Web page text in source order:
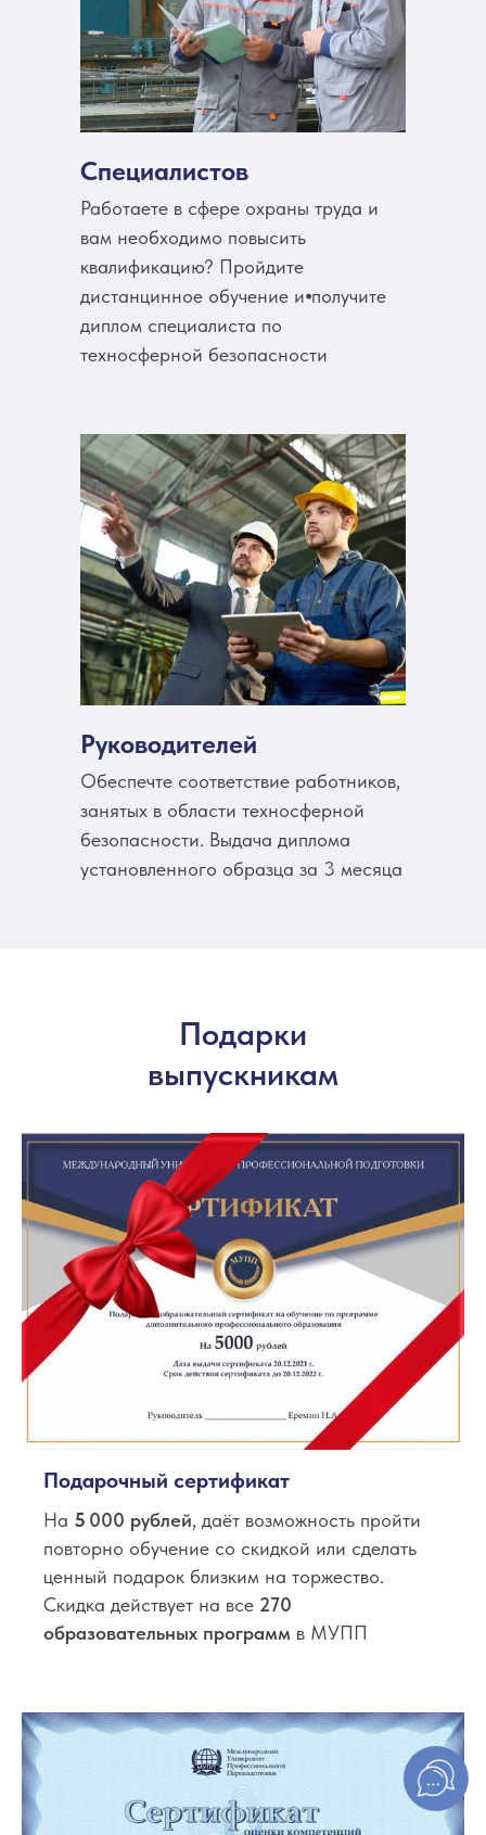
Специалистов
Работаете в сфере охраны труда и
вам необходимо повысить
квалификацию? Пройдите
дистанцинное обучение и⦁получите
диплом специалиста по
техносферной безопасности
Руководителей
Обеспечте соответствие работников,
занятых в области техносферной
безопасности. Выдача диплома
установленного образца за 3 месяца
Подарки
выпускникам
Подарочный сертификат
На 5 000 рублей, даёт возможность пройти
повторно обучение со скидкой или сделать
ценный подарок близким на торжество.
Скидка действует на все 270
образовательных программ в МУПП